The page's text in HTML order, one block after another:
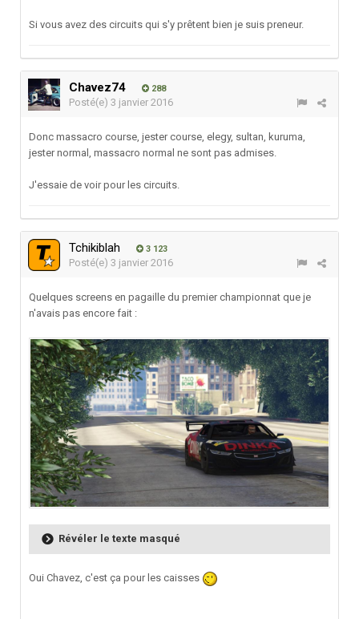
Si vous avez des circuits qui s'y prêtent bien je suis preneur.
Chavez74 288
Posté(e) 3 janvier 2016
Donc massacro course, jester course, elegy, sultan, kuruma,
jester normal, massacro normal ne sont pas admises.
J'essaie de voir pour les circuits.
Tchikiblah 3 123
Posté(e) 3 janvier 2016
Quelques screens en pagaille du premier championnat que je
n'avais pas encore fait :
Révéler le texte masqué
Oui Chavez, c'est ça pour les caisses